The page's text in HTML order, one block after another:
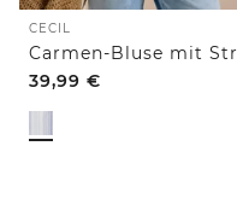
CECIL
39,99 €